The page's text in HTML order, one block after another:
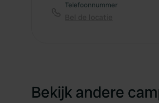
Telefoonnummer
Bekijk andere